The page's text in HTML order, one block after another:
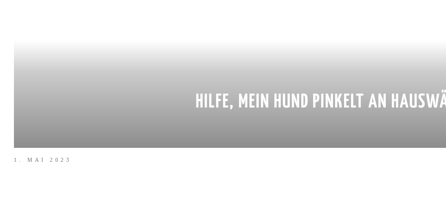
HILFE, MEIN HUND PINKELT AN
1. MAI 2023